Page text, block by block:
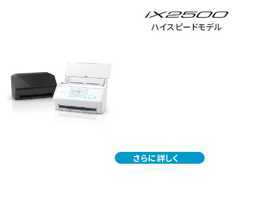
ハイスピードモデル
さらに詳しく